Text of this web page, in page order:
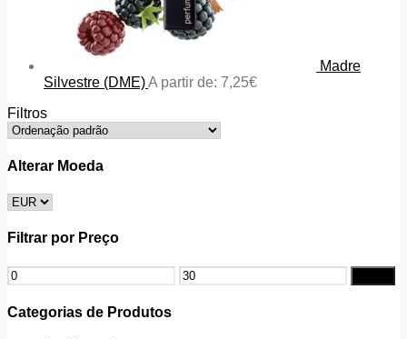
Madre
Silvestre (DME)A partir de: 7,25€
Filtros
Alterar Moeda
Filtrar por Preço
Categorias de Produtos